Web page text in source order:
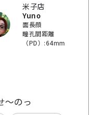
米子店
Yuno
面長顔
瞳孔間距離
（PD）:64mm
〜のっ